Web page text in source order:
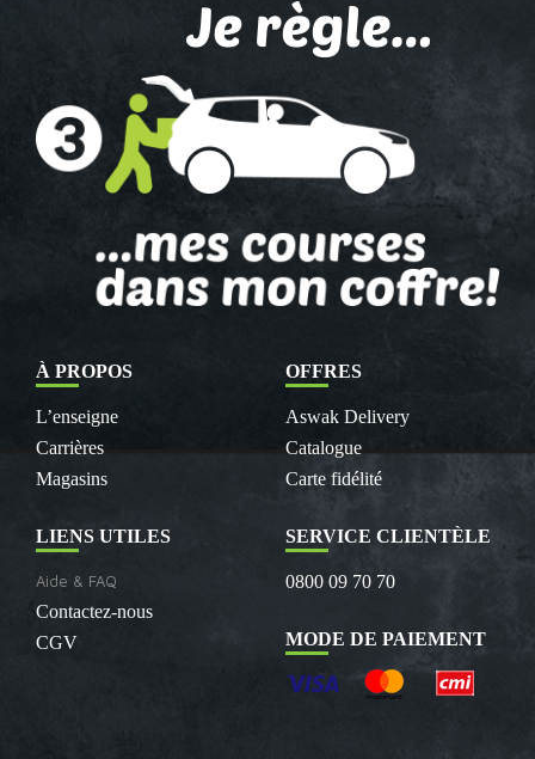
À PROPOS
L’enseigne
Carrières
Magasins
OFFRES
Aswak Delivery
Catalogue
Carte fidélité
LIENS UTILES
Aide & FAQ
Contactez-nous
CGV
SERVICE CLIENTÈLE
0800 09 70 70
MODE DE PAIEMENT